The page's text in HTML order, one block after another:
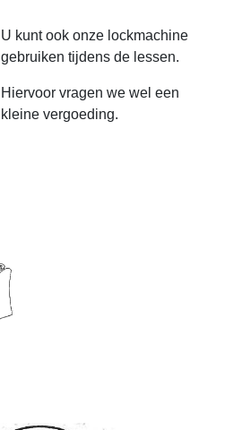
U kunt ook onze lockmachine
gebruiken tijdens de lessen.
Hiervoor vragen we wel een
kleine vergoeding.